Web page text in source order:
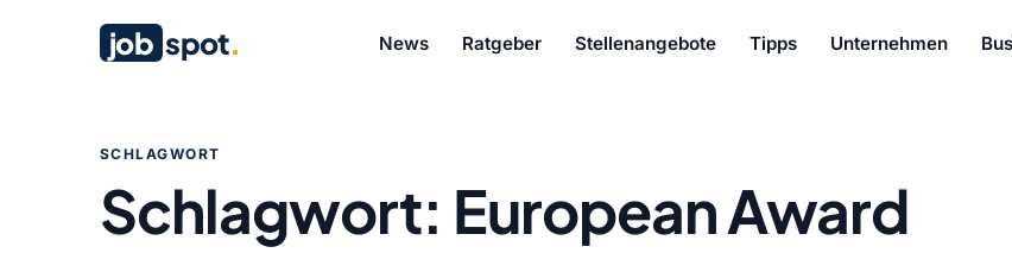
job spot. News Ratgeber Stellenangebote Tipps Unternehmen
SCHLAGWORT
Schlagwort: European Award